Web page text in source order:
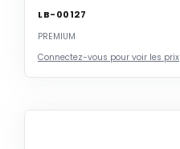
LB-00127
PREMIUM
Connectez-vous pour voir les prix